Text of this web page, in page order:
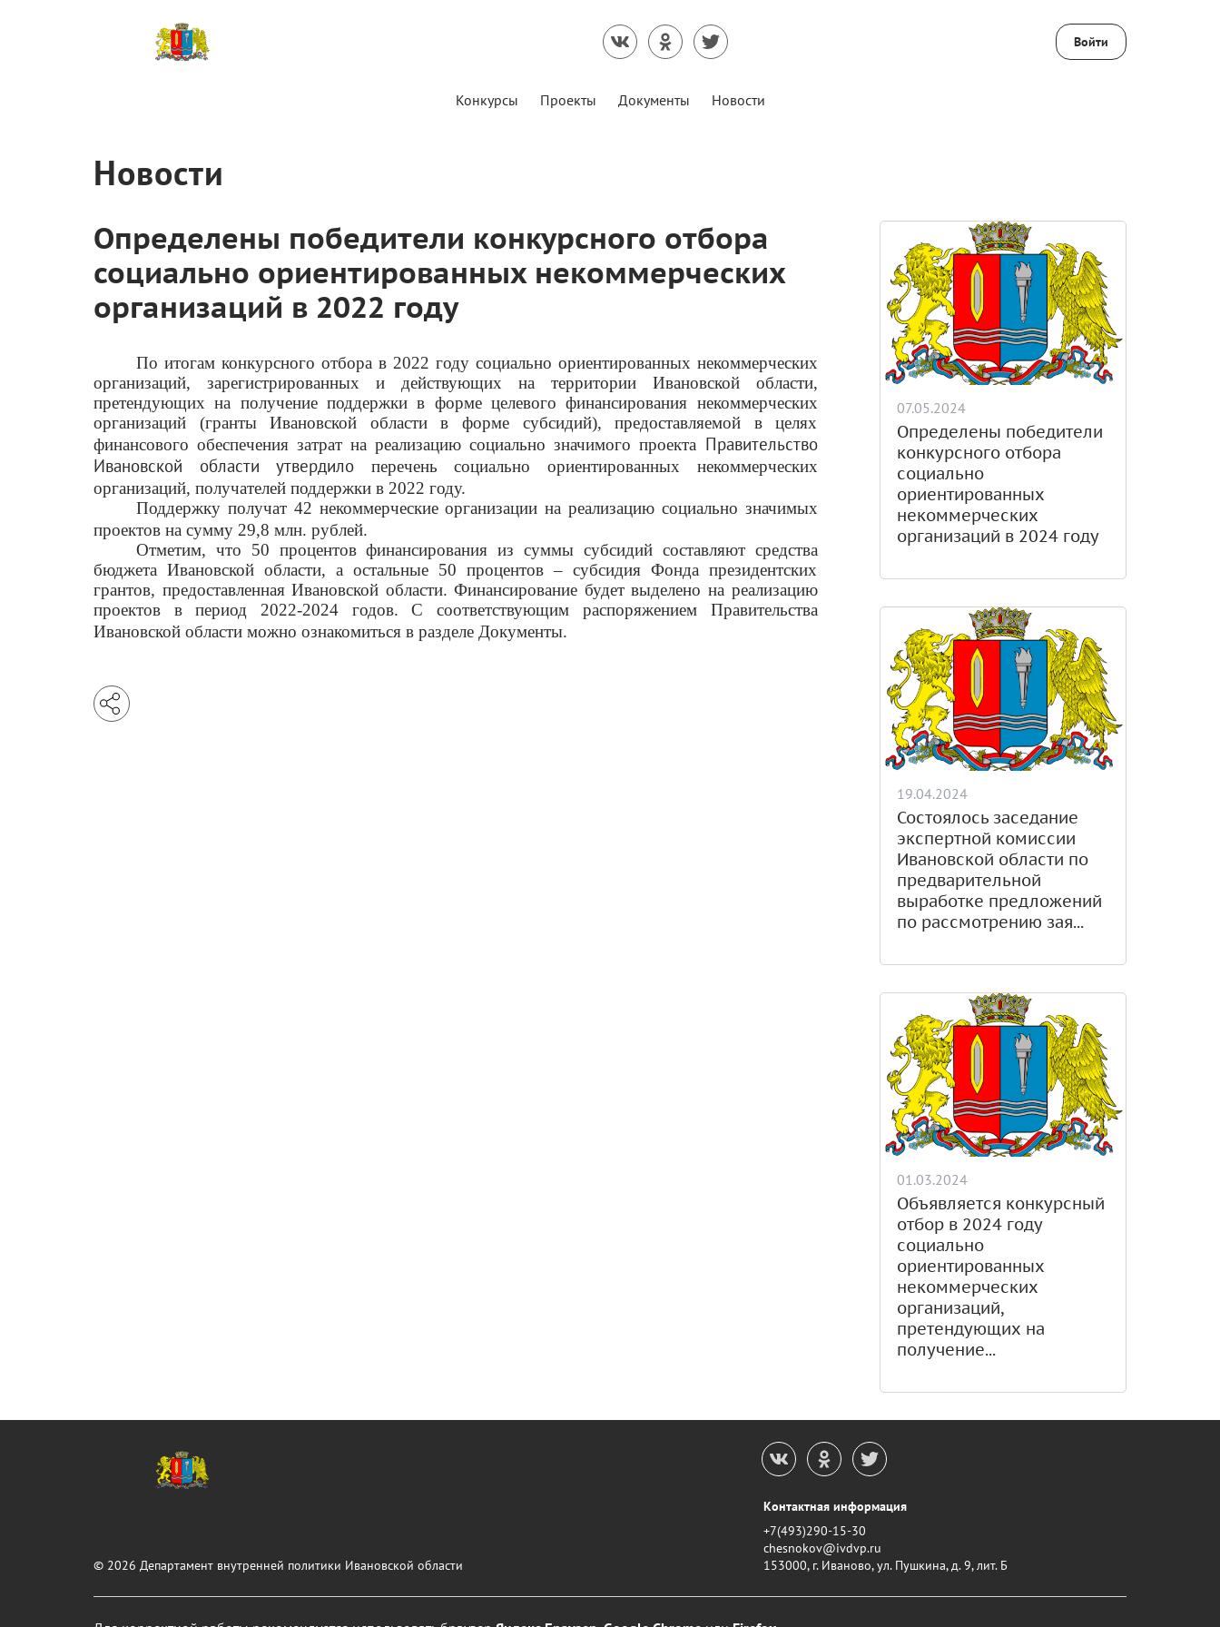
Войти
Конкурсы Проекты Документы Новости
Новости
Определены победители конкурсного отбора
социально ориентированных некоммерческих
организаций в 2022 году
По итогам конкурсного отбора в 2022 году социально ориентированных некоммерческих
организаций, зарегистрированных и действующих на территории Ивановской области,
претендующих на получение поддержки в форме целевого финансирования некоммерческих
организаций (гранты Ивановской области в форме субсидий), предоставляемой в целях
финансового обеспечения затрат на реализацию социально значимого проекта Правительство
Ивановской области утвердило
перечень социально ориентированных некоммерческих
организаций, получателей поддержки в 2022 году.
Поддержку получат 42 некоммерческие организации на реализацию социально значимых
проектов на сумму 29,8 млн. рублей.
Отметим, что 50 процентов финансирования из суммы субсидий составляют средства
бюджета Ивановской области, а остальные 50 процентов – субсидия Фонда президентских
грантов, предоставленная Ивановской области. Финансирование будет выделено на реализацию
проектов в период 2022-2024 годов. С соответствующим распоряжением Правительства
Ивановской области можно ознакомиться в разделе Документы.
07.05.2024
Определены победители
конкурсного отбора
социально
ориентированных
некоммерческих
организаций в 2024 году
19.04.2024
Состоялось заседание
экспертной комиссии
Ивановской области по
предварительной
выработке предложений
по рассмотрению зая...
01.03.2024
Объявляется конкурсный
отбор в 2024 году
социально
ориентированных
некоммерческих
организаций,
претендующих на
получение...
Контактная информация
+7(493)290-15-30
chesnokov@ivdvp.ru
153000, г. Иваново, ул. Пушкина, д. 9, лит. Б
© 2026 Департамент внутренней политики Ивановской области